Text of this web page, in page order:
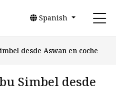
Spanish
desde Aswan en coche
Simbel desde